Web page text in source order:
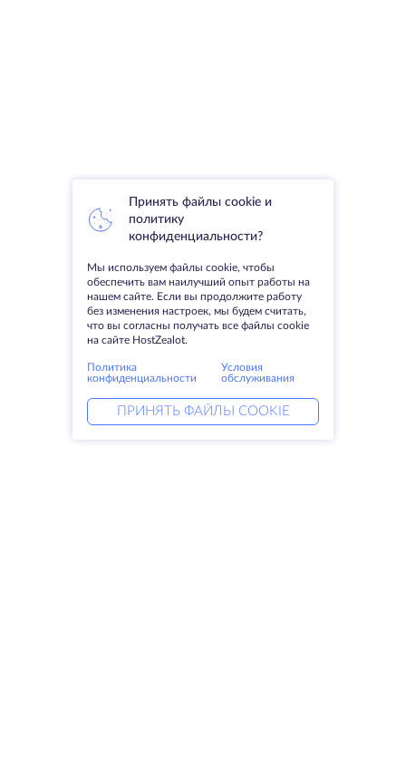
Принять файлы cookie и
политику
конфиденциальности?
Мы используем файлы cookie, чтобы
обеспечить вам наилучший опыт работы на
нашем сайте. Если вы продолжите работу
без изменения настроек, мы будем считать,
что вы согласны получать все файлы cookie
на сайте HostZealot.
Политика
конфиденциальности
Условия
обслуживания
ПРИНЯТЬ ФАЙЛЫ COOKIE